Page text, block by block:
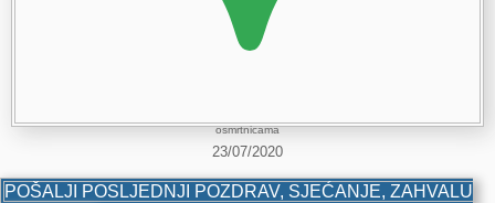
osmrtnicama
23/07/2020
POŠALJI POSLJEDNJI POZDRAV, SJEĆANJE, ZAHVALU